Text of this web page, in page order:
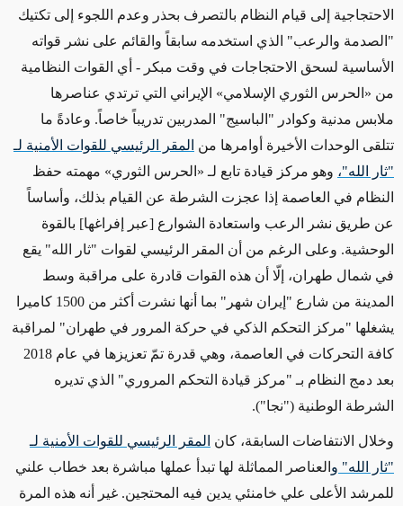
الاحتجاجية إلى قيام النظام بالتصرف بحذر وعدم اللجوء إلى تكتيك
"الصدمة والرعب" الذي استخدمه سابقاً والقائم على نشر قواته
الأساسية لسحق الاحتجاجات في وقت مبكر - أي القوات النظامية
من « الحرس الثوري الإسلامي» الإيراني التي ترتدي عناصرها
ملابس مدنية وكوادر "الباسيج" المدربين تدريباً خاصاً. وعادةً ما
تتلقى الوحدات الأخيرة أوامرها من المقر الرئيسي للقوات الأمنية لـ
"ثار الله"، وهو مركز قيادة تابع لـ « الحرس الثوري» مهمته حفظ
النظام في العاصمة إذا عجزت الشرطة عن القيام بذلك، وأساساً
عن طريق نشر الرعب واستعادة الشوارع [عبر إفراغها] بالقوة
الوحشية. وعلى الرغم من أن المقر الرئيسي لقوات "ثار الله" يقع
في شمال طهران، إلّا أن هذه القوات قادرة على مراقبة وسط
المدينة من شارع "إيران شهر" بما أنها نشرت أكثر من 1500 كاميرا
يشغلها "مركز التحكم الذكي في حركة المرور في طهران" لمراقبة
كافة التحركات في العاصمة، وهي قدرة تمّ تعزيزها في
عام 2018
بعد دمج النظام بـ "مركز قيادة التحكم المروري" الذي تديره
الشرطة الوطنية ("نجا").
وخلال الانتفاضات السابقة، كان المقر الرئيسي للقوات الأمنية لـ
"ثار الله" و العناصر المماثلة لها تبدأ عملها مباشرة بعد خطاب علني
للمرشد الأعلى علي خامنئي يدين فيه المحتجين. غير أنه هذه المرة